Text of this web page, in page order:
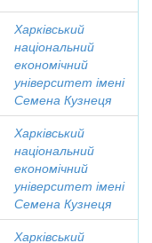
Харківський
національний
економічний
університет імені
Семена Кузнеця
Харківський
національний
економічний
університет імені
Семена Кузнеця
Харківський